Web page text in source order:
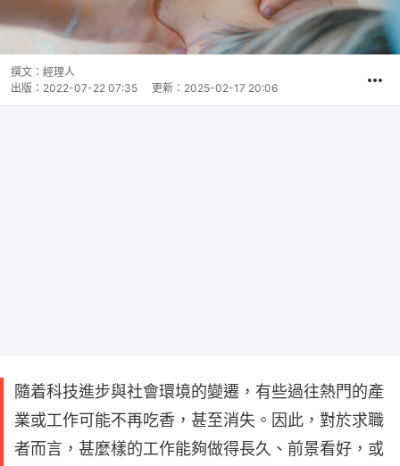
撰文： 經理人
出版： 2022-07-22 07:35 更新： 2025-02-17 20:06
隨着科技進步與社會環境的變遷，有些過往熱門的產
業或工作可能不再吃香，甚至消失。因此，對於求職
者而言，甚麼樣的工作能夠做得長久、前景看好，或